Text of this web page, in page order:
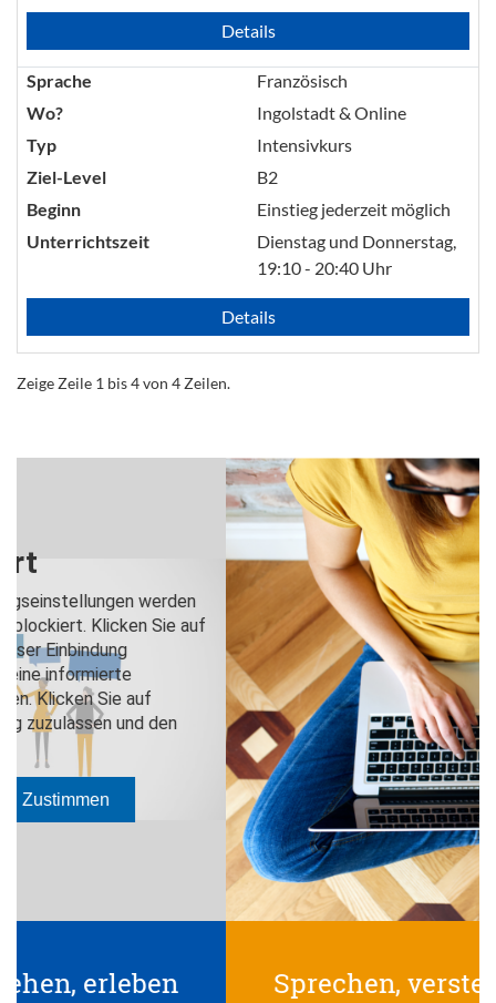
Details
Sprache
Französisch
Wo?
Ingolstadt & Online
Typ
Intensivkurs
Ziel-Level
B2
Beginn
Einstieg jederzeit möglich
Unterrichtszeit
Dienstag und Donnerstag,
19:10 - 20:40 Uhr
Details
Zeige Zeile 1 bis 4 von 4 Zeilen.
Sprechen, verstehen, erleben